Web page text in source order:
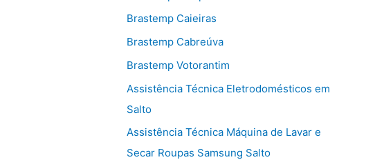
Brastemp Caieiras
Brastemp Cabreúva
Brastemp Votorantim
Assistência Técnica Eletrodomésticos em
Salto
Assistência Técnica Máquina de Lavar e
Secar Roupas Samsung Salto